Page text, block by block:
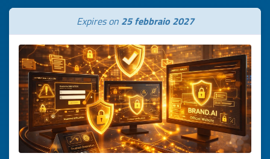
Expires on 25 febbraio 2027